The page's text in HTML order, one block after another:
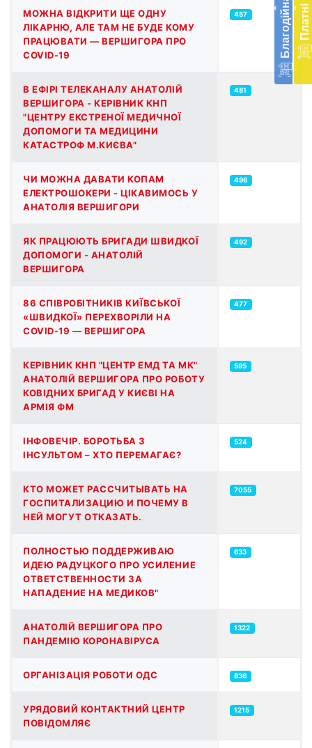
‹ ‹
МОЖНА ВІДКРИТИ ЩЕ ОДНУ
ЛІКАРНЮ, АЛЕ ТАМ НЕ БУДЕ КОМУ
ПРАЦЮВАТИ — ВЕРШИГОРА ПРО
COVID-19
457
В ЕФІРІ ТЕЛЕКАНАЛУ АНАТОЛІЙ
ВЕРШИГОРА - КЕРІВНИК КНП
"ЦЕНТРУ ЕКСТРЕНОЇ МЕДИЧНОЇ
ДОПОМОГИ ТА МЕДИЦИНИ
КАТАСТРОФ М.КИЄВА"
481
ЧИ МОЖНА ДАВАТИ КОПАМ
ЕЛЕКТРОШОКЕРИ - ЦІКАВИМОСЬ У
АНАТОЛІЯ ВЕРШИГОРИ
496
ЯК ПРАЦЮЮТЬ БРИГАДИ ШВИДКОЇ
ДОПОМОГИ - АНАТОЛІЙ
ВЕРШИГОРА
492
86 СПІВРОБІТНИКІВ КИЇВСЬКОЇ
«ШВИДКОЇ» ПЕРЕХВОРІЛИ НА
COVID-19 — ВЕРШИГОРА
477
КЕРІВНИК КНП "ЦЕНТР ЕМД ТА МК"
АНАТОЛІЙ ВЕРШИГОРА ПРО РОБОТУ
КОВІДНИХ БРИГАД У КИЄВІ НА
АРМІЯ ФМ
595
ІНФОВЕЧІР. БОРОТЬБА З
ІНСУЛЬТОМ – ХТО ПЕРЕМАГАЄ?
524
КТО МОЖЕТ РАССЧИТЫВАТЬ НА
ГОСПИТАЛИЗАЦИЮ И ПОЧЕМУ В
НЕЙ МОГУТ ОТКАЗАТЬ.
7055
ПОЛНОСТЬЮ ПОДДЕРЖИВАЮ
ИДЕЮ РАДУЦКОГО ПРО УСИЛЕНИЕ
ОТВЕТСТВЕННОСТИ ЗА
НАПАДЕНИЕ НА МЕДИКОВ"
633
АНАТОЛІЙ ВЕРШИГОРА ПРО
ПАНДЕМІЮ КОРОНАВІРУСА
1322
ОРГАНІЗАЦІЯ РОБОТИ ОДС 836
УРЯДОВИЙ КОНТАКТНИЙ ЦЕНТР
ПОВІДОМЛЯЄ
1215